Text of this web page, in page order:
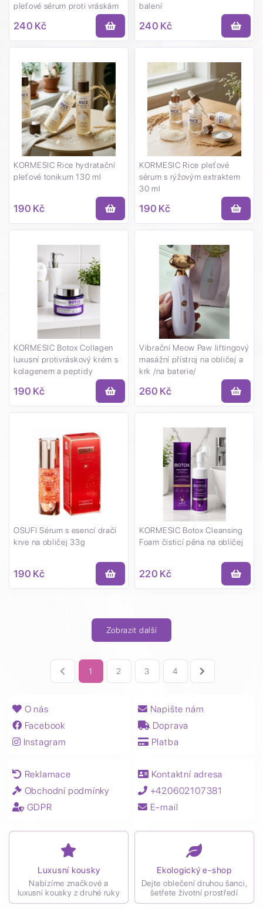
pleťové sérum proti vráskám
240 Kč
balení
240 Kč
KORMESIC Rice hydratační
pleťové tonikum 130 ml
190 Kč
KORMESIC Rice pleťové
sérum s rýžovým extraktem
30 ml
190 Kč
KORMESIC Botox Collagen
luxusní protivráskový krém s
kolagenem a peptidy
190 Kč
Vibrační Meow Paw liftingový
masážní přístroj na obličej a
krk /na baterie/
260 Kč
OSUFI Sérum s esencí dračí
krve na obličej 33g
190 Kč
KORMESIC Botox Cleansing
Foam čisticí pěna na obličej
220 Kč
Zobrazit další
1 2 3 4
O nás
Facebook
Instagram
Napište nám
Doprava
Platba
Reklamace
Obchodní podmínky
GDPR
Kontaktní adresa
+420602107381
E-mail
Luxusní kousky
Nabízíme značkové a
luxusní kousky z druhé ruky
Ekologický e-shop
Dejte oblečení druhou šanci,
šetřete životní prostředí